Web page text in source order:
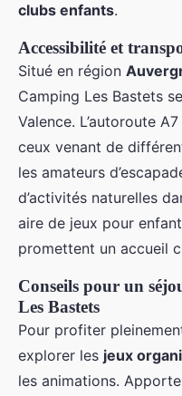
clubs enfants.
Accessibilité et
Situé en région
Camping Les Bastets
Valence. L’autoroute
ceux venant de
les amateurs
d’activités naturelles
aire de jeux pour
promettent un accueil
Conseils pour un
Les Bastets
Pour profiter
explorer les jeux
les animations.